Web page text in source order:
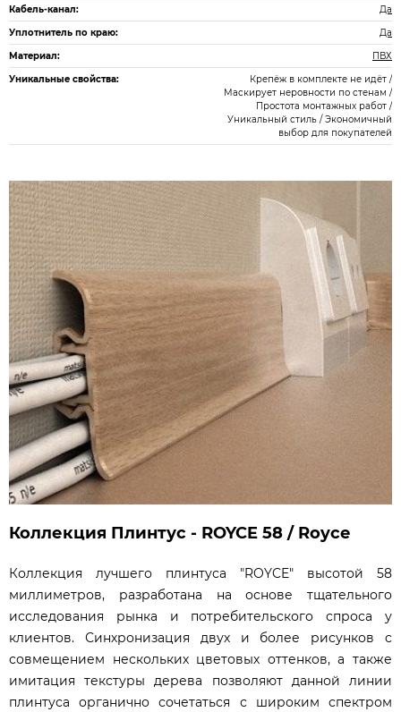
Кабель-канал:
Да
Уплотнитель по краю:
Да
Материал:
ПВХ
Уникальные свойства:
Крепёж в комплекте не идёт /
Маскирует неровности по стенам /
Простота монтажных работ /
Уникальный стиль / Экономичный
выбор для покупателей
Коллекция Плинтус - ROYCE 58 / Royce
Коллекция лучшего плинтуса "ROYCE" высотой 58
миллиметров, разработана на основе тщательного
исследования рынка и потребительского спроса у
клиентов. Синхронизация двух и более рисунков с
совмещением нескольких цветовых оттенков, а также
имитация текстуры дерева позволяют данной линии
плинтуса органично сочетаться с широким спектром